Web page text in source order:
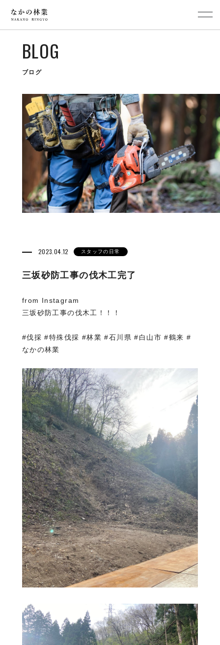
BLOG
ブログ
2023.04.12 スタッフの日常
三坂砂防工事の伐木工完了
from Instagram
三坂砂防工事の伐木工！！！
#伐採 #特殊伐採 #林業 #石川県 #白山市 #鶴来 #
なかの林業